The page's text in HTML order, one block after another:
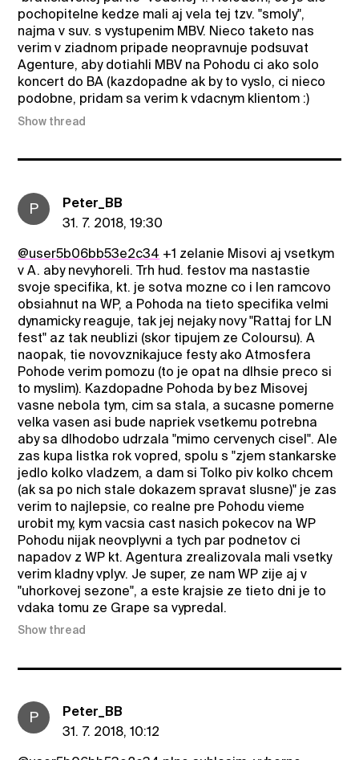
pochopitelne kedze mali aj vela tej tzv. "smoly",
najma v suv. s vystupenim MBV. Nieco taketo nas
verim v ziadnom pripade neopravnuje podsuvat
Agenture, aby dotiahli MBV na Pohodu ci ako solo
koncert do BA (kazdopadne ak by to vyslo, ci nieco
podobne, pridam sa verim k vdacnym klientom :)
Show thread
P
Peter_BB
31. 7. 2018, 19:30
@user5b06bb53e2c34 +1 zelanie Misovi aj vsetkym
v A. aby nevyhoreli. Trh hud. festov ma nastastie
svoje specifika, kt. je sotva mozne co i len ramcovo
obsiahnut na WP, a Pohoda na tieto specifika velmi
dynamicky reaguje, tak jej nejaky novy "Rattaj for LN
fest" az tak neublizi (skor tipujem ze Coloursu). A
naopak, tie novovznikajuce festy ako Atmosfera
Pohode verim pomozu (to je opat na dlhsie preco si
to myslim). Kazdopadne Pohoda by bez Misovej
vasne nebola tym, cim sa stala, a sucasne pomerne
velka vasen asi bude napriek vsetkemu potrebna
aby sa dlhodobo udrzala "mimo cervenych cisel". Ale
zas kupa listka rok vopred, spolu s "zjem stankarske
jedlo kolko vladzem, a dam si Tolko piv kolko chcem
(ak sa po nich stale dokazem spravat slusne)" je zas
verim to najlepsie, co realne pre Pohodu vieme
urobit my, kym vacsia cast nasich pokecov na WP
Pohodu nijak neovplyvni a tych par podnetov ci
napadov z WP kt. Agentura zrealizovala mali vsetky
verim kladny vplyv. Je super, ze nam WP zije aj v
"uhorkovej sezone", a este krajsie ze tieto dni je to
vdaka tomu ze Grape sa vypredal.
Show thread
P
Peter_BB
31. 7. 2018, 10:12